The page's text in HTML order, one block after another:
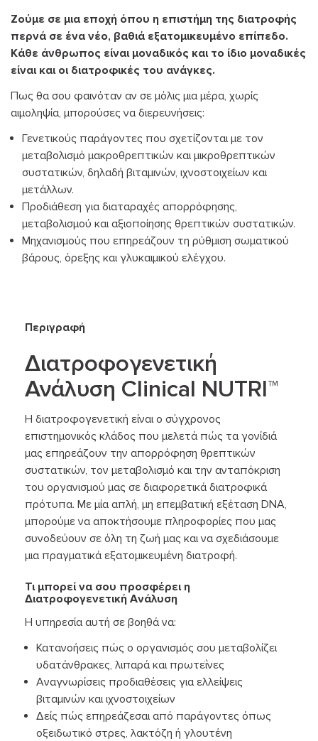
Ζούμε σε μια εποχή όπου η επιστήμη της διατροφής
περνά σε ένα νέο, βαθιά εξατομικευμένο επίπεδο.
Κάθε άνθρωπος είναι μοναδικός και το ίδιο μοναδικές
είναι και οι διατροφικές του ανάγκες.
Πως θα σου φαινόταν αν σε μόλις μια μέρα, χωρίς
αιμοληψία, μπορούσες να διερευνήσεις:
Γενετικούς παράγοντες που σχετίζονται με τον
μεταβολισμό μακροθρεπτικών και μικροθρεπτικών
συστατικών, δηλαδή βιταμινών, ιχνοστοιχείων και
μετάλλων.
Προδιάθεση για διαταραχές απορρόφησης,
μεταβολισμού και αξιοποίησης θρεπτικών συστατικών.
Μηχανισμούς που επηρεάζουν τη ρύθμιση σωματικού
βάρους, όρεξης και γλυκαιμικού ελέγχου.
Περιγραφή
Διατροφογενετική
Ανάλυση Clinical NUTRI™
Η διατροφογενετική είναι ο σύγχρονος
επιστημονικός κλάδος που μελετά πώς τα γονίδιά
μας επηρεάζουν την απορρόφηση θρεπτικών
συστατικών, τον μεταβολισμό και την ανταπόκριση
του οργανισμού μας σε διαφορετικά διατροφικά
πρότυπα. Με μία απλή, μη επεμβατική εξέταση DNA,
μπορούμε να αποκτήσουμε πληροφορίες που μας
συνοδεύουν σε όλη τη ζωή μας και να σχεδιάσουμε
μια πραγματικά εξατομικευμένη διατροφή.
Τι μπορεί να σου προσφέρει η
Διατροφογενετική Ανάλυση
Η υπηρεσία αυτή σε βοηθά να:
Κατανοήσεις πώς ο οργανισμός σου μεταβολίζει
υδατάνθρακες, λιπαρά και πρωτεΐνες
Αναγνωρίσεις προδιαθέσεις για ελλείψεις
βιταμινών και ιχνοστοιχείων
Δείς πώς επηρεάζεσαι από παράγοντες όπως
οξειδωτικό στρες, λακτόζη ή γλουτένη